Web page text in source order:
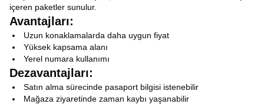
içeren paketler sunulur.
Avantajları:
Uzun konaklamalarda daha uygun fiyat
Yüksek kapsama alanı
Yerel numara kullanımı
Dezavantajları:
Satın alma sürecinde pasaport bilgisi istenebilir
Mağaza ziyaretinde zaman kaybı yaşanabilir